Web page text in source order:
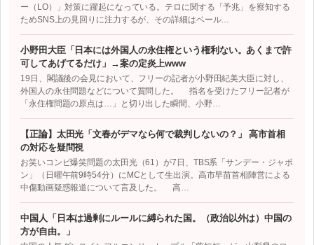
ー（LO）」対策に躍起になっている。テロに関する「予兆」を察知する
ためSNS上の見回りに注力するが、その詳細はベール…
小野田大臣「日本には外国人の永住権という権利ない。あくまで許
可してあげてるだけ」→案の定炎上www
19日、閣議後の会見において、フリーの記者が小野田紀美大臣に対し、
外国人の永住問題などについて質問した。 指名を受けたフリー記者が
「永住権問題の原点は…」と切り出した瞬間、小野…
【正論】太田光「文春がデマなら何で裁判しないの？」 高市首相
の対応を疑問視
お笑いコンビ爆笑問題の太田光（61）が7日、TBS系「サンデー・ジャポ
ン」（日曜午前9時54分）にMCとして生出演。高市早苗首相陣営による
中傷動画疑惑報道について言及した。 高…
中国人「日本は過剰にルールに縛られた国。（政治以外は）中国の
方が自由。」